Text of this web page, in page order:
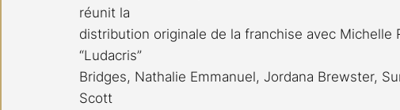
réunit la
distribution originale de la franchise avec Michelle
“Ludacris”
Bridges, Nathalie Emmanuel, Jordana Brewster,
Scott